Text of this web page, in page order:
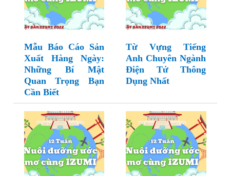
Mẫu Báo Cáo Sản
Xuất Hàng Ngày:
Những Bí Mật
Quan Trọng Bạn
Cần Biết
Từ Vựng Tiếng
Anh Chuyên Ngành
Điện Tử Thông
Dụng Nhất